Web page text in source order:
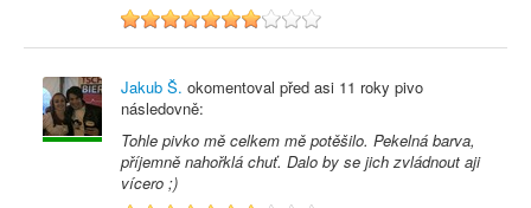
7
Jakub Š. okomentoval před asi 11 roky pivo
následovně:
Tohle pivko mě celkem mě potěšilo. Pekelná barva,
příjemně nahořklá chuť. Dalo by se jich zvládnout aji
vícero ;)